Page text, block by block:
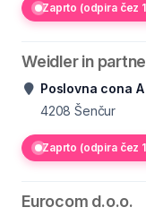
Zaprto (odpira čez
Weidler in
Poslovna cona A
4208 Šenčur
Zaprto (odpira čez
Eurocom d.o.o.